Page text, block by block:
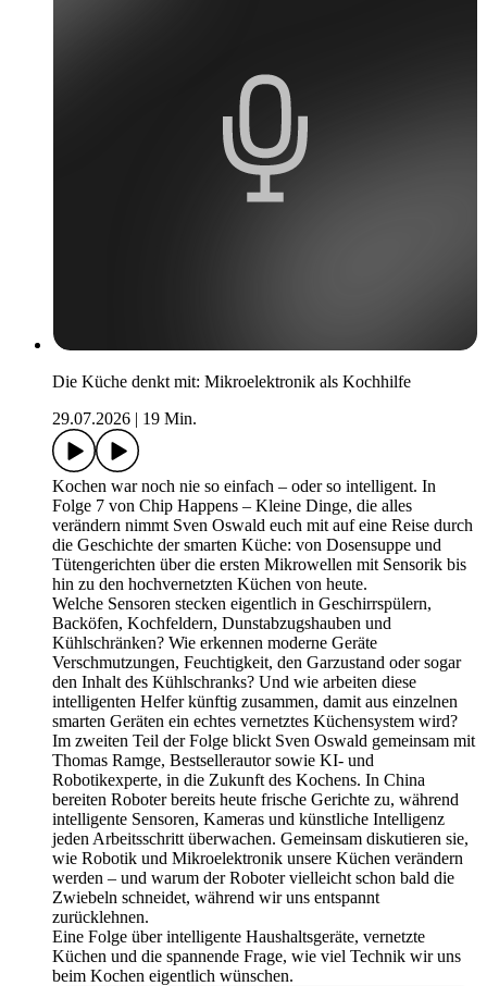
Die Küche denkt mit: Mikroelektronik als Kochhilfe
29.07.2026 | 19 Min.
Kochen war noch nie so einfach – oder so intelligent. In
Folge 7 von Chip Happens – Kleine Dinge, die alles
verändern nimmt Sven Oswald euch mit auf eine Reise durch
die Geschichte der smarten Küche: von Dosensuppe und
Tütengerichten über die ersten Mikrowellen mit Sensorik bis
hin zu den hochvernetzten Küchen von heute.
Welche Sensoren stecken eigentlich in Geschirrspülern,
Backöfen, Kochfeldern, Dunstabzugshauben und
Kühlschränken? Wie erkennen moderne Geräte
Verschmutzungen, Feuchtigkeit, den Garzustand oder sogar
den Inhalt des Kühlschranks? Und wie arbeiten diese
intelligenten Helfer künftig zusammen, damit aus einzelnen
smarten Geräten ein echtes vernetztes Küchensystem wird?
Im zweiten Teil der Folge blickt Sven Oswald gemeinsam mit
Thomas Ramge, Bestsellerautor sowie KI- und
Robotikexperte, in die Zukunft des Kochens. In China
bereiten Roboter bereits heute frische Gerichte zu, während
intelligente Sensoren, Kameras und künstliche Intelligenz
jeden Arbeitsschritt überwachen. Gemeinsam diskutieren sie,
wie Robotik und Mikroelektronik unsere Küchen verändern
werden – und warum der Roboter vielleicht schon bald die
Zwiebeln schneidet, während wir uns entspannt
zurücklehnen.
Eine Folge über intelligente Haushaltsgeräte, vernetzte
Küchen und die spannende Frage, wie viel Technik wir uns
beim Kochen eigentlich wünschen.